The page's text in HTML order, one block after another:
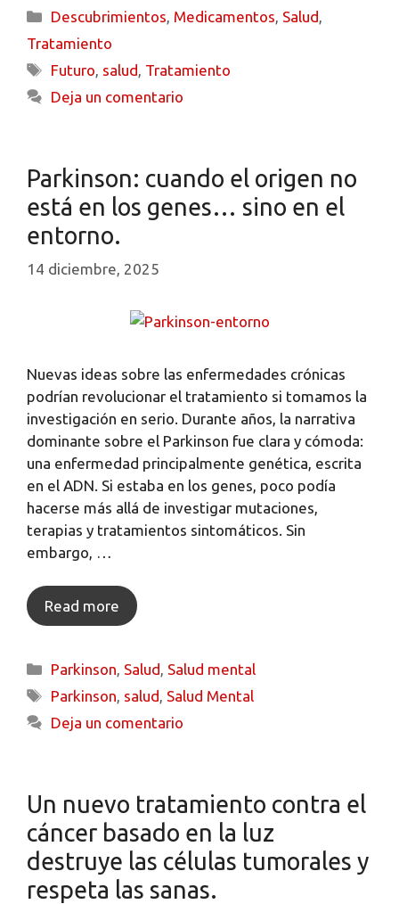
Descubrimientos, Medicamentos, Salud,
Tratamiento
Futuro, salud, Tratamiento
Deja un comentario
Parkinson: cuando el origen no
está en los genes… sino en el
entorno.
14 diciembre, 2025
Nuevas ideas sobre las enfermedades crónicas
podrían revolucionar el tratamiento si tomamos la
investigación en serio. Durante años, la narrativa
dominante sobre el Parkinson fue clara y cómoda:
una enfermedad principalmente genética, escrita
en el ADN. Si estaba en los genes, poco podía
hacerse más allá de investigar mutaciones,
terapias y tratamientos sintomáticos. Sin
embargo, …
Read more
Parkinson, Salud, Salud mental
Parkinson, salud, Salud Mental
Deja un comentario
Un nuevo tratamiento contra el
cáncer basado en la luz
destruye las células tumorales y
respeta las sanas.